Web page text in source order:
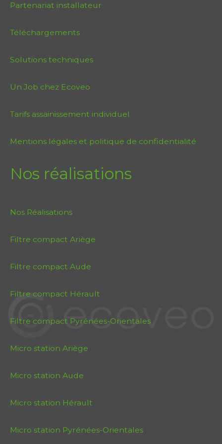
Partenariat installateur
Téléchargements
Solutions techniques
Un Job chez Ecoveo
Tarifs assainissement individuel
Mentions légales et politique de confidentialité
Nos réalisations
Nos Réalisations
Filtre compact Ariège
Filtre compact Aude
Filtre compact Hérault
Filtre compact Pyrénées-Orientales
Micro station Ariège
Micro station Aude
Micro station Hérault
Micro station Pyrénées-Orientales